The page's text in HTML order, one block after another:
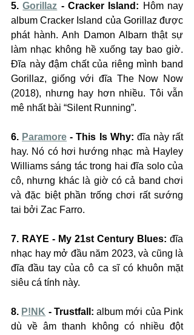
5. Gorillaz - Cracker Island: Hôm nay
album Cracker Island của Gorillaz được
phát hành. Anh Damon Albarn thật sự
làm nhạc không hề xuống tay bao giờ.
Đĩa này đậm chất của riêng mình band
Gorillaz, giống với đĩa The Now Now
(2018), nhưng hay hơn nhiều. Tôi vẫn
mê nhất bài “Silent Running”.
6. Paramore - This Is Why: đĩa này rất
hay. Nó có hơi hướng nhạc mà Hayley
Williams sáng tác trong hai đĩa solo của
cô, nhưng khác là giờ có cả band chơi
và đặc biệt phần trống chơi rất sướng
tai bởi Zac Farro.
7. RAYE - My 21st Century Blues: đĩa
nhạc hay mở đầu năm 2023, và cũng là
đĩa đầu tay của cô ca sĩ có khuôn mặt
siêu cá tính này.
8. P!NK - Trustfall: album mới của Pink
dù về âm thanh không có nhiều đột